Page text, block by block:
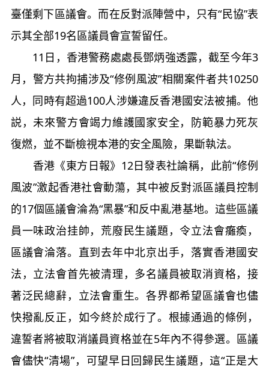
臺僅剩下區議會。而在反對派陣營中，只有“民協”表
示其全部19名區議員會宣誓留任。
11日，香港警務處處長鄧炳強透露，截至今年3
月，警方共拘捕涉及“修例風波”相關案件者共10250
人，同時有超過100人涉嫌違反香港國安法被捕。他
説，未來警方會竭力維護國家安全，防範暴力死灰
復燃，並不斷檢視本港的安全風險，果斷執法。
香港《東方日報》12日發表社論稱，此前“修例
風波”激起香港社會動蕩，其中被反對派區議員控制
的17個區議會淪為“黑暴”和反中亂港基地。這些區議
員一味政治挂帥，荒廢民生議題，令立法會癱瘓，
區議會淪落。直到去年中北京出手，落實香港國安
法，立法會首先被清理，多名議員被取消資格，接
著泛民總辭，立法會重生。各界都希望區議會也儘
快撥亂反正，如今終於成行了。根據通過的條例，
違誓者將被取消議員資格並在5年內不得參選。區議
會儘快“清場”，可望早日回歸民生議題，這“正是大